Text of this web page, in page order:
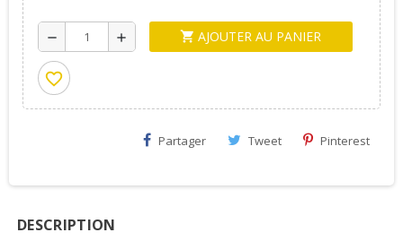
remove add shopping_cart AJOUTER AU PANIER
favorite_border
Partager Tweet Pinterest
DESCRIPTION